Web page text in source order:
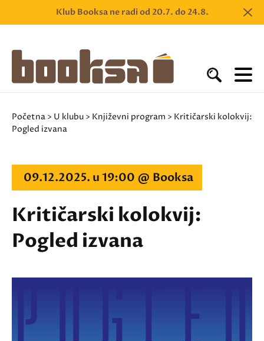
Klub Booksa ne radi od 20.7. do 24.8.
Početna > U klubu > Književni program > Kritičarski kolokvij:
Pogled izvana
09.12.2025. u 19:00 @ Booksa
Kritičarski kolokvij:
Pogled izvana